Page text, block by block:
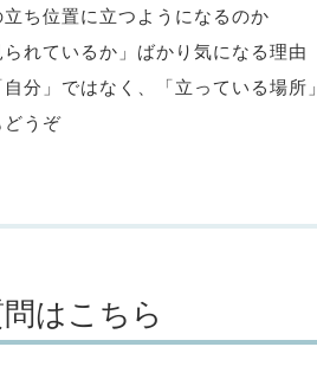
ち位置に立つようになるのか
られているか」ばかり気になる理由
分」ではなく、「立っている場所」
どうぞ
はこちら